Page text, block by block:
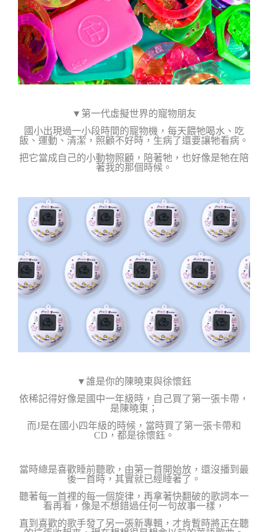
▼第一代虛擬世界的寵物朋友
國小出現過一小段時間的寵物機，每天餵牠喝水、吃
飯、運動、清潔，照顧不好時，生病了還要讓牠看病。
把它當成自己的小動物照顧，陪著牠，也好像是牠在陪
著我的那個時候。
▼誰是你的陳曉東與徐懷鈺
依稀記得好像是國中一年級時， 自己買了第一張卡帶，
是陳曉東；
而J是在國小四年級的時候，當時買了第一張卡帶和
CD，都是徐懷鈺。
當時總是喜歡睡前聽歌，由第一首開始放，還沒播到最
後一首時，其實就已經睡著了。
聽著每一首裡的每一個旋律，再拿著快翻破的歌詞本一
看再看，像是不想錯過任何一句故事一樣，
直到喜歡的歌手發了另一張新專輯，才肯暫時將正在聽